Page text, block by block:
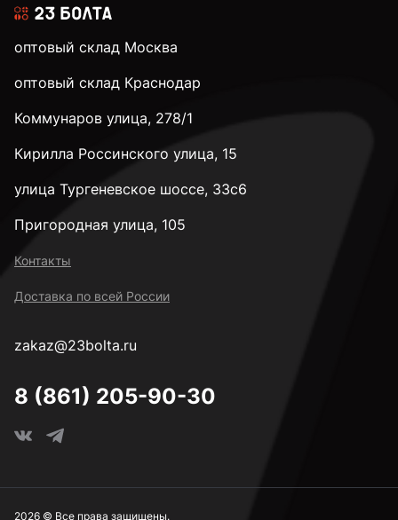
оптовый склад Москва
оптовый склад Краснодар
Коммунаров улица, 278/1
Кирилла Россинского улица, 15
улица Тургеневское шоссе, 33с6
Пригородная улица, 105
Контакты
Доставка по всей России
zakaz@23bolta.ru
8 (861) 205-90-30
2026 © Все права защищены.